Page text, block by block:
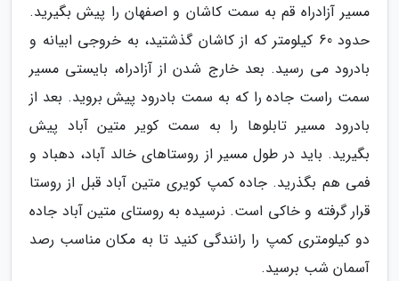
مسیر آزادراه قم به سمت کاشان و اصفهان را پیش بگیرید.
حدود 60 کیلومتر که از کاشان گذشتید، به خروجی ابیانه و
بادرود می رسید. بعد خارج شدن از آزادراه، بایستی مسیر
سمت راست جاده را که به سمت بادرود پیش بروید. بعد از
بادرود مسیر تابلوها را به سمت کویر متین آباد پیش
بگیرید. باید در طول مسیر از روستاهای خالد آباد، دهباد و
فمی هم بگذرید. جاده کمپ کویری متین آباد قبل از روستا
قرار گرفته و خاکی است. نرسیده به روستای متین آباد جاده
دو کیلومتری کمپ را رانندگی کنید تا به مکان مناسب رصد
آسمان شب برسید.